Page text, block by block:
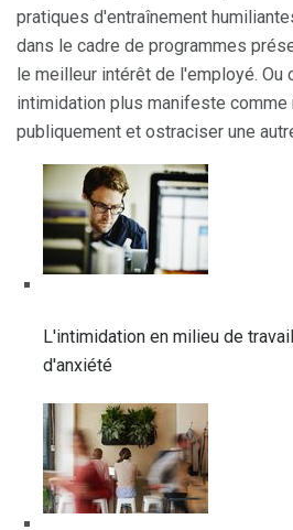
pratiques d'entraînement
dans le cadre de programmes
le meilleur intérêt de l'employé. Ou
intimidation plus manifeste comme
publiquement et ostraciser une
L'intimidation en milieu de
d'anxiété